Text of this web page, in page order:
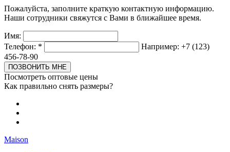
Пожалуйста, заполните краткую контактную информацию.
Наши сотрудники свяжутся с Вами в ближайшее время.
Имя:
Телефон: *
Например: +7 (123)
456-78-90
Посмотреть оптовые цены
Как правильно снять размеры?
Maison